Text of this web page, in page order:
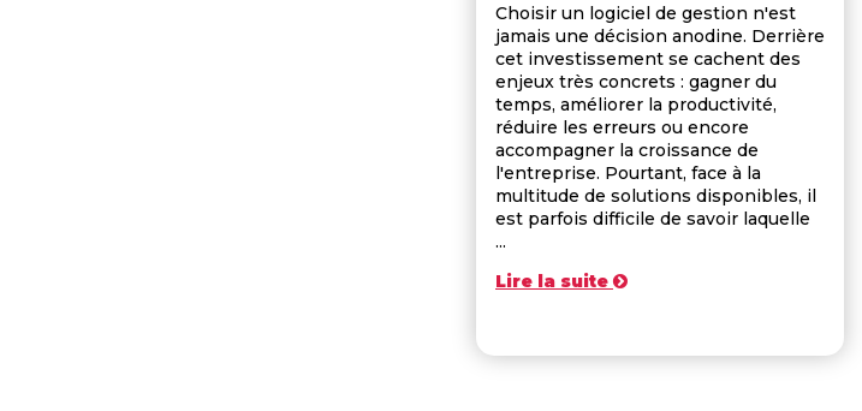
Choisir un logiciel de gestion n'est
jamais une décision anodine. Derrière
cet investissement se cachent des
enjeux très concrets : gagner du
temps, améliorer la productivité,
réduire les erreurs ou encore
accompagner la croissance de
l'entreprise. Pourtant, face à la
multitude de solutions disponibles, il
est parfois difficile de savoir laquelle
...
Lire la suite